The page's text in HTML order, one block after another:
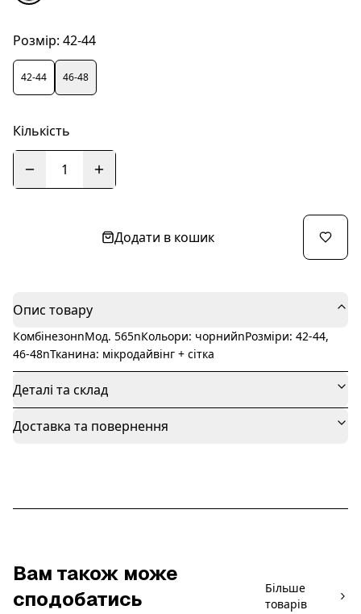
Розмір: 42-44
42-44 46-48
Кількість
1
Додати в кошик
Опис товару
КомбінезонnМод. 565nКольори: чорнийnРозміри: 42-44,
46-48nТканина: мікродайвінг + сітка
Деталі та склад
Доставка та повернення
Вам також може
сподобатись
Більше
товарів